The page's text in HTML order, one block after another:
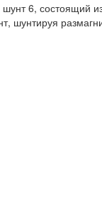
6, состоящий
шунтируя